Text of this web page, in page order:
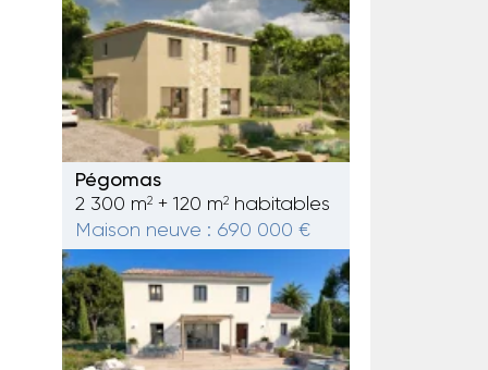
Pégomas
2 300 m2 + 120 m2
habitables
Maison neuve : 690 000 €